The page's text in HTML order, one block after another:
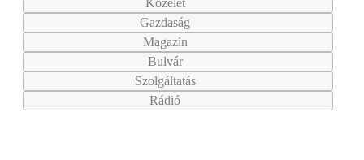
Gazdaság
Magazin
Bulvár
Szolgáltatás
Rádió